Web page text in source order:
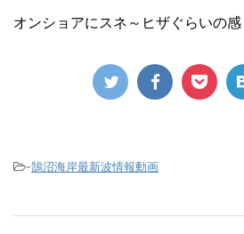
オンショアにスネ～ヒザぐらいの感
-鵠沼海岸最新波情報動画